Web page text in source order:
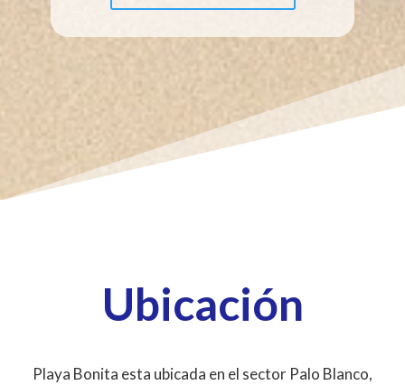
Ubicación
Playa Bonita esta ubicada en el sector Palo Blanco,